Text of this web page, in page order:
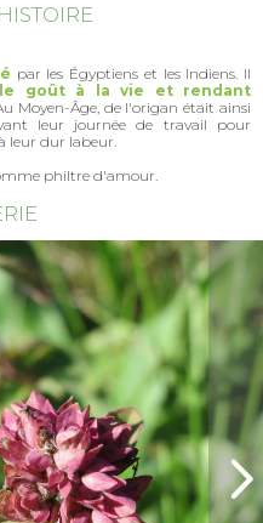
par les Égyptiens et les Indiens. Il
le goût à la vie et
rendant
Moyen-Âge, de l'origan était ainsi
leur journée de travail pour
leur dur labeur.
philtre d'amour.